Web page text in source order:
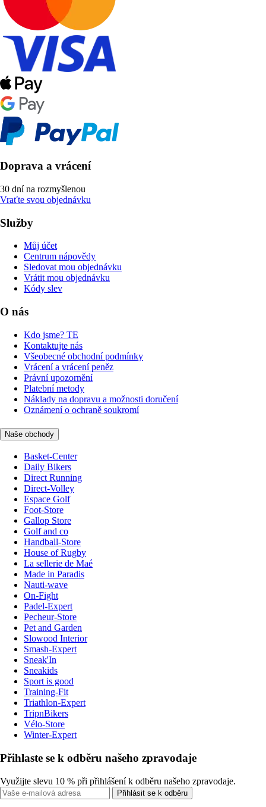
Doprava a vrácení
30 dní na rozmyšlenou
Vraťte svou objednávku
Služby
Můj účet
Centrum nápovědy
Sledovat mou objednávku
Vrátit mou objednávku
Kódy slev
O nás
Kdo jsme? TE
Kontaktujte nás
Všeobecné obchodní podmínky
Vrácení a vrácení peněz
Právní upozornění
Platební metody
Náklady na dopravu a možnosti doručení
Oznámení o ochraně soukromí
Naše obchody
Basket-Center
Daily Bikers
Direct Running
Direct-Volley
Espace Golf
Foot-Store
Gallop Store
Golf and co
Handball-Store
House of Rugby
La sellerie de Maé
Made in Paradis
Nauti-wave
On-Fight
Padel-Expert
Pecheur-Store
Pet and Garden
Slowood Interior
Smash-Expert
Sneak'In
Sneakids
Sport is good
Training-Fit
Triathlon-Expert
TripnBikers
Vélo-Store
Winter-Expert
Přihlaste se k odběru našeho zpravodaje
Využijte slevu 10 % při přihlášení k odběru našeho zpravodaje.
Přihlásit se k odběru